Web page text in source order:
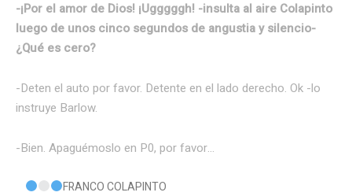
-¡Por el amor de Dios! ¡Ugggggh! -insulta al aire Colapinto
luego de unos cinco segundos de angustia y silencio-
¿Qué es cero?
-Deten el auto por favor. Detente en el lado derecho. Ok -lo
instruye Barlow.
-Bien. Apaguémoslo en P0, por favor…
FRANCO COLAPINTO